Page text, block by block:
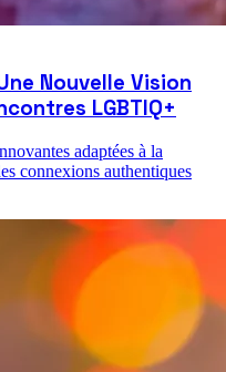
Nouvelle Vision
LGBTIQ+
adaptées à la
connexions authentiques